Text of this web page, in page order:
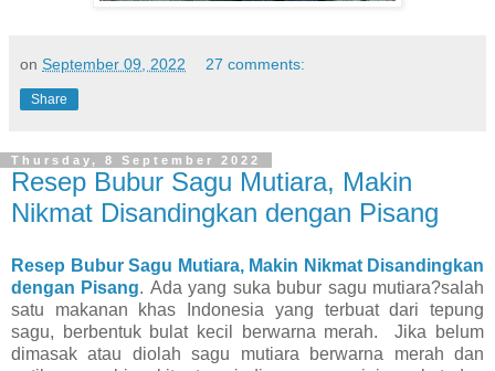
on September 09, 2022 27 comments:
Share
Thursday, 8 September 2022
Resep Bubur Sagu Mutiara, Makin
Nikmat Disandingkan dengan Pisang
Resep Bubur Sagu Mutiara, Makin Nikmat Disandingkan
dengan Pisang. Ada yang suka bubur sagu mutiara?salah
satu makanan khas Indonesia yang terbuat dari tepung
sagu, berbentuk bulat kecil berwarna merah. Jika belum
dimasak atau diolah sagu mutiara berwarna merah dan